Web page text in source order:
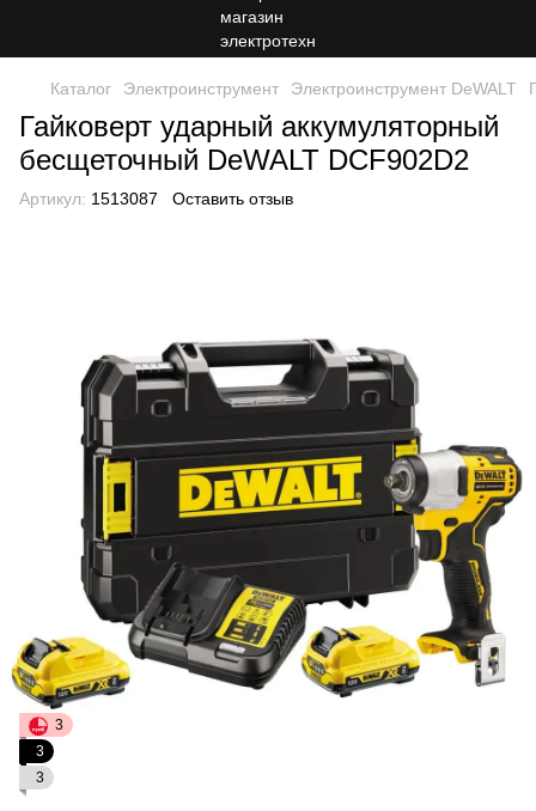
Каталог Электроинструмент Электроинструмент DeWALT
Гайковерт ударный аккумуляторный
бесщеточный DeWALT DCF902D2
Артикул: 1513087 Оставить отзыв
3
3
3